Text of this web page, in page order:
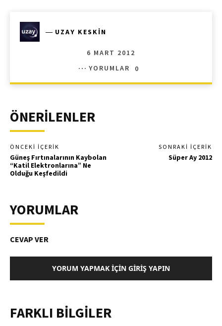
― UZAY KESKIN
6 MART 2012
YORUMLAR
0
ÖNERİLENLER
ÖNCEKI İÇERIK
Güneş Fırtınalarının Kaybolan
“Katil Elektronlarına” Ne
Olduğu Keşfedildi
SONRAKI İÇERIK
Süper Ay 2012
YORUMLAR
CEVAP VER
YORUM YAPMAK İÇIN GIRIŞ YAPIN
FARKLI BİLGİLER